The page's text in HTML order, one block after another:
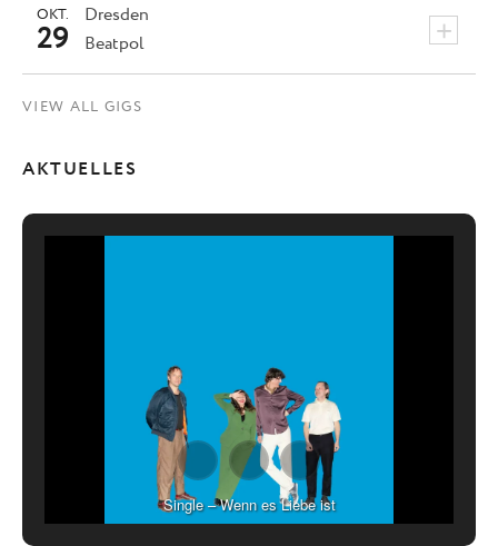
Dresden +
OKT.
29 Beatpol
VIEW ALL GIGS
AKTUELLES
Single – Wenn es Liebe ist